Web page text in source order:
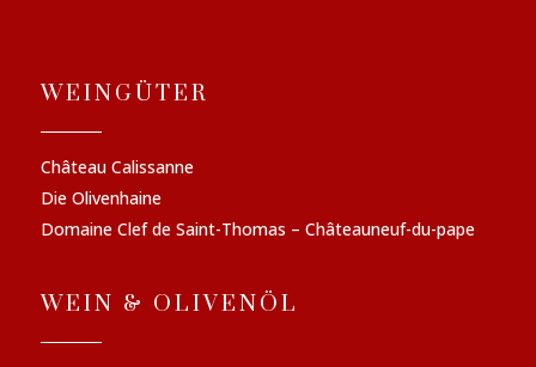
WEINGÜTER
Château Calissanne
Die Olivenhaine
Domaine Clef de Saint-Thomas – Châteauneuf-du-pape
WEIN & OLIVENÖL